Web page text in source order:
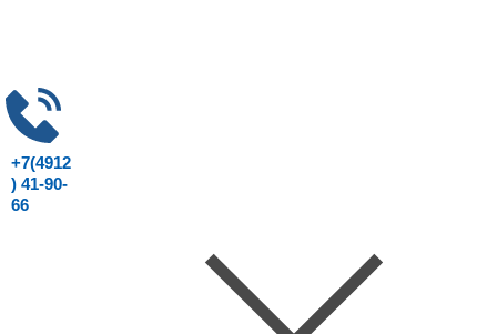
+7(4912
) 41-90-
66